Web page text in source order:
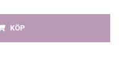
KÖP